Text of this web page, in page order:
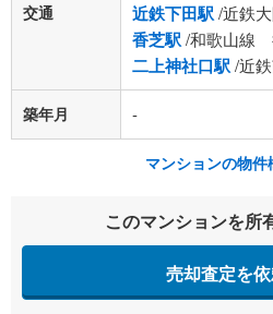
交通 近鉄下田駅/近鉄
香芝駅/和歌山線
二上神社口駅/近
築年月 -
マンションの物件
このマンションを所
売却査定を